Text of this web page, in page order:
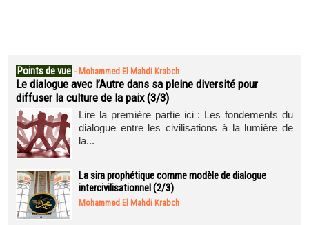
Points de vue - Mohammed El Mahdi Krabch
Le dialogue avec l’Autre dans sa pleine diversité pour
diffuser la culture de la paix (3/3)
Lire la première partie ici : Les fondements du
dialogue entre les civilisations à la lumière de
la...
La sira prophétique comme modèle de dialogue
intercivilisationnel (2/3)
Mohammed El Mahdi Krabch